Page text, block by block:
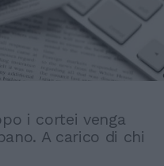
i cortei venga
A carico di chi